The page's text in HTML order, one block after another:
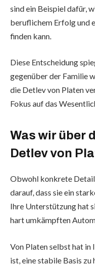
sind ein Beispiel dafür,
beruflichem Erfolg und
finden kann.
Diese Entscheidung
gegenüber der Familie
die Detlev von Platen
Fokus auf das
Was wir über
Detlev von
Obwohl konkrete
darauf, dass sie ein
Ihre Unterstützung hat
hart umkämpften
Von Platen selbst hat
ist, eine stabile Basis zu